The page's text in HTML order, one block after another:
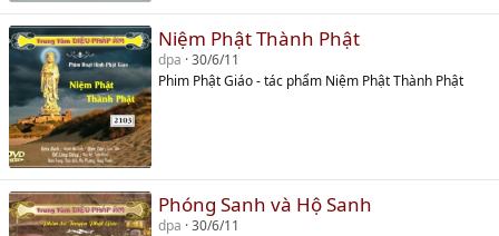
Niệm Phật Thành Phật
dpa 30/6/11
Phim Phật Giáo - tác phẩm Niệm Phật Thành Phật
Phóng Sanh và Hộ Sanh
dpa 30/6/11